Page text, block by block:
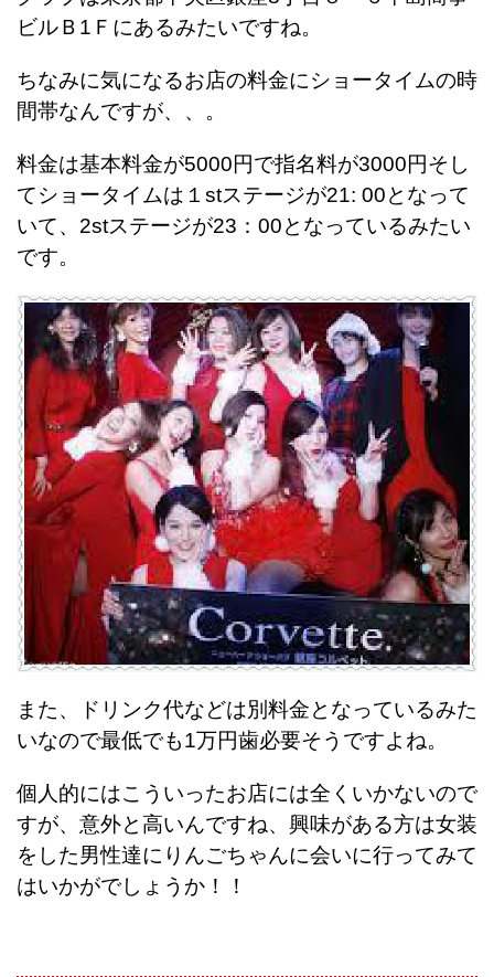
ビルＢ1Ｆにあるみたいですね。
ちなみに気になるお店の料金にショータイムの時
間帯なんですが、、。
料金は基本料金が5000円で指名料が3000円そし
てショータイムは１stステージが21: 00となって
いて、2stステージが23：00となっているみたい
です。
また、ドリンク代などは別料金となっているみた
いなので最低でも1万円歯必要そうですよね。
個人的にはこういったお店には全くいかないので
すが、意外と高いんですね、興味がある方は女装
をした男性達にりんごちゃんに会いに行ってみて
はいかがでしょうか！！